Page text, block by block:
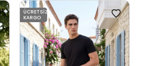
ÜCRETSIZ
KARGO